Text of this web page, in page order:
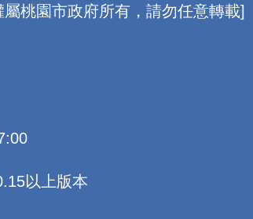
桃園市政府所有，請勿任意轉載]
以上版本